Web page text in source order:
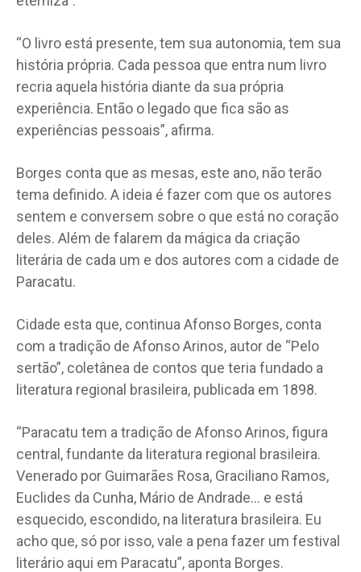
“O livro está presente, tem sua autonomia, tem sua
história própria. Cada pessoa que entra num livro
recria aquela história diante da sua própria
experiência. Então o legado que fica são as
experiências pessoais”, afirma.
Borges conta que as mesas, este ano, não terão
tema definido. A ideia é fazer com que os autores
sentem e conversem sobre o que está no coração
deles. Além de falarem da mágica da criação
literária de cada um e dos autores com a cidade de
Paracatu.
Cidade esta que, continua Afonso Borges, conta
com a tradição de Afonso Arinos, autor de “Pelo
sertão”, coletânea de contos que teria fundado a
literatura regional brasileira, publicada em 1898.
“Paracatu tem a tradição de Afonso Arinos, figura
central, fundante da literatura regional brasileira.
Venerado por Guimarães Rosa, Graciliano Ramos,
Euclides da Cunha, Mário de Andrade… e está
esquecido, escondido, na literatura brasileira. Eu
acho que, só por isso, vale a pena fazer um festival
literário aqui em Paracatu”, aponta Borges.